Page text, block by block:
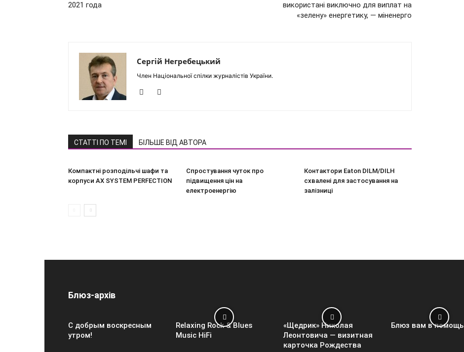
2021 года
використані виключно для виплат на
«зелену» енергетику, — міненерго
Сергій Негребецький
Член Національної спілки журналістів України.
СТАТТІ ПО ТЕМІ БІЛЬШЕ ВІД АВТОРА
Компактні розподільчі шафи та
корпуси AX SYSTEM PERFECTION
Спростування чуток про
підвищення цін на
електроенергію
Контактори Eaton DILM/DILH
схвалені для застосування на
залізниці
Блюз-архів
С добрым воскресным
утром!
Relaxing Rock & Blues
Music HiFi
«Щедрик» Николая
Леонтовича — визитная
карточка Рождества
Блюз вам в помощь